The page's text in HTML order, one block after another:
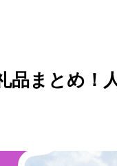
品まとめ！